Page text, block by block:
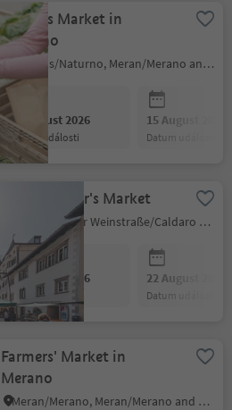
Farmers Market in
Naturno
Naturns/Naturno, Meran/Merano and environs
08 August 2026
datum události
15 August 2026
datum události
Small Farmer's Market
Kaltern an der Weinstraße/Caldaro sulla Strada del Vino, Alto Adige Wine Road
08 August 2026
datum události
22 August 2026
datum události
Farmers' Market in
Merano
Meran/Merano, Meran/Merano and environs